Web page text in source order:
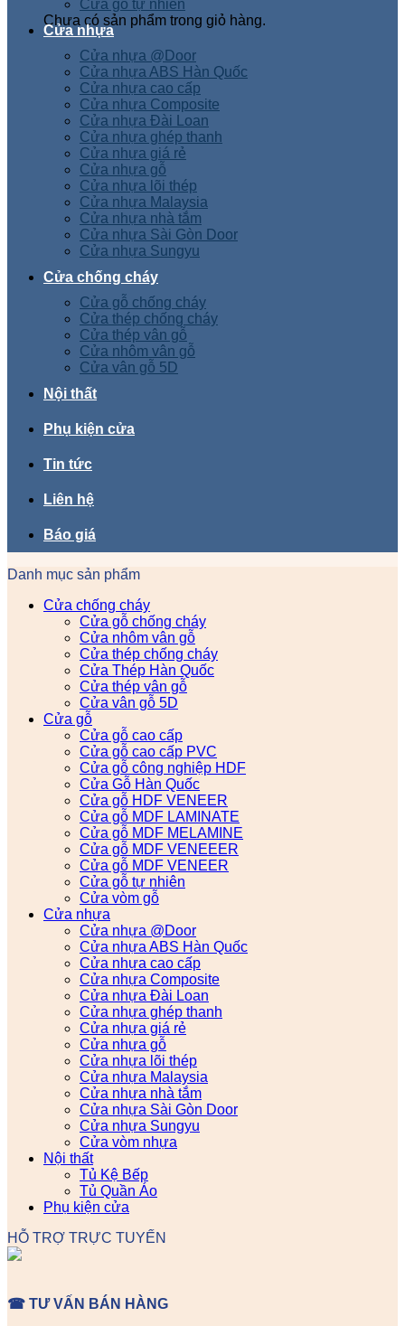
Chưa có sản phẩm trong giỏ hàng.
Cửa gỗ tự nhiên
Cửa nhựa
Cửa nhựa @Door
Cửa nhựa ABS Hàn Quốc
Cửa nhựa cao cấp
Cửa nhựa Composite
Cửa nhựa Đài Loan
Cửa nhựa ghép thanh
Cửa nhựa giá rẻ
Cửa nhựa gỗ
Cửa nhựa lõi thép
Cửa nhựa Malaysia
Cửa nhựa nhà tắm
Cửa nhựa Sài Gòn Door
Cửa nhựa Sungyu
Cửa chống cháy
Cửa gỗ chống cháy
Cửa thép chống cháy
Cửa thép vân gỗ
Cửa nhôm vân gỗ
Cửa vân gỗ 5D
Nội thất
Phụ kiện cửa
Tin tức
Liên hệ
Báo giá
Danh mục sản phẩm
Cửa chống cháy
Cửa gỗ chống cháy
Cửa nhôm vân gỗ
Cửa thép chống cháy
Cửa Thép Hàn Quốc
Cửa thép vân gỗ
Cửa vân gỗ 5D
Cửa gỗ
Cửa gỗ cao cấp
Cửa gỗ cao cấp PVC
Cửa gỗ công nghiệp HDF
Cửa Gỗ Hàn Quốc
Cửa gỗ HDF VENEER
Cửa gỗ MDF LAMINATE
Cửa gỗ MDF MELAMINE
Cửa gỗ MDF VENEEER
Cửa gỗ MDF VENEER
Cửa gỗ tự nhiên
Cửa vòm gỗ
Cửa nhựa
Cửa nhựa @Door
Cửa nhựa ABS Hàn Quốc
Cửa nhựa cao cấp
Cửa nhựa Composite
Cửa nhựa Đài Loan
Cửa nhựa ghép thanh
Cửa nhựa giá rẻ
Cửa nhựa gỗ
Cửa nhựa lõi thép
Cửa nhựa Malaysia
Cửa nhựa nhà tắm
Cửa nhựa Sài Gòn Door
Cửa nhựa Sungyu
Cửa vòm nhựa
Nội thất
Tủ Kệ Bếp
Tủ Quần Áo
Phụ kiện cửa
HỖ TRỢ TRỰC TUYẾN
☎ TƯ VẤN BÁN HÀNG